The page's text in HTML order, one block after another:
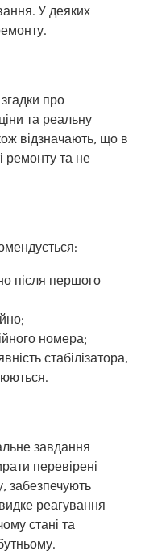
У деяких
про
та реальну
відзначають, що в
ремонту та не
після першого
номера;
стабілізатора,
завдання
перевірені
забезпечують
реагування
стані та